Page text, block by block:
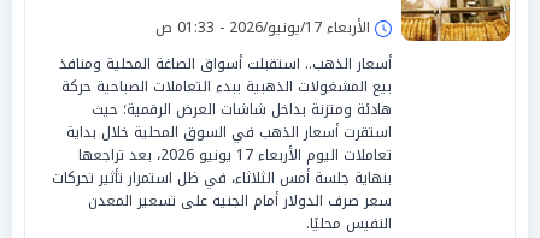
الأربعاء 17/يونيو/2026 - 01:33 ص
أسعار الذهب.. استقبلت أسواق الصاغة المحلية ومنافذ
بيع المشغولات الذهبية ببدء التعاملات الصباحية حركة
هادئة ومتزنة بداخل شاشات العرض الرقمية؛ حيث
استقرت أسعار الذهب في السوق المحلية خلال بداية
تعاملات اليوم الأربعاء 17 يونيو 2026، بعد تراجعها
بنهاية جلسة أمس الثلاثاء، في ظل استمرار تأثير تحركات
سعر صرف الدولار أمام الجنيه على تسعير المعدن
النفيس محليًا.